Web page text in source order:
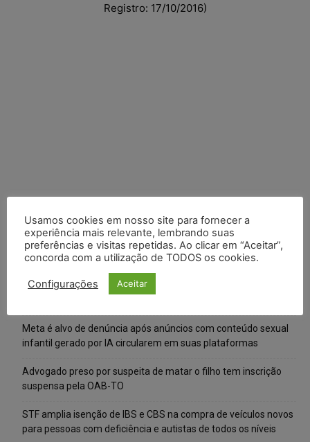
Registro: 17/10/2016)
Meta é alvo de denúncia após anúncios com conteúdo sexual
infantil gerado por IA circularem em suas plataformas
Advogado preso por suspeita de matar o filho tem inscrição
suspensa pela OAB-TO
STF amplia isenção de IBS e CBS na compra de veículos novos
para pessoas com deficiência e autistas de todos os níveis
Usamos cookies em nosso site para fornecer a
experiência mais relevante, lembrando suas
preferências e visitas repetidas. Ao clicar em “Aceitar”,
concorda com a utilização de TODOS os cookies.
Configurações Aceitar